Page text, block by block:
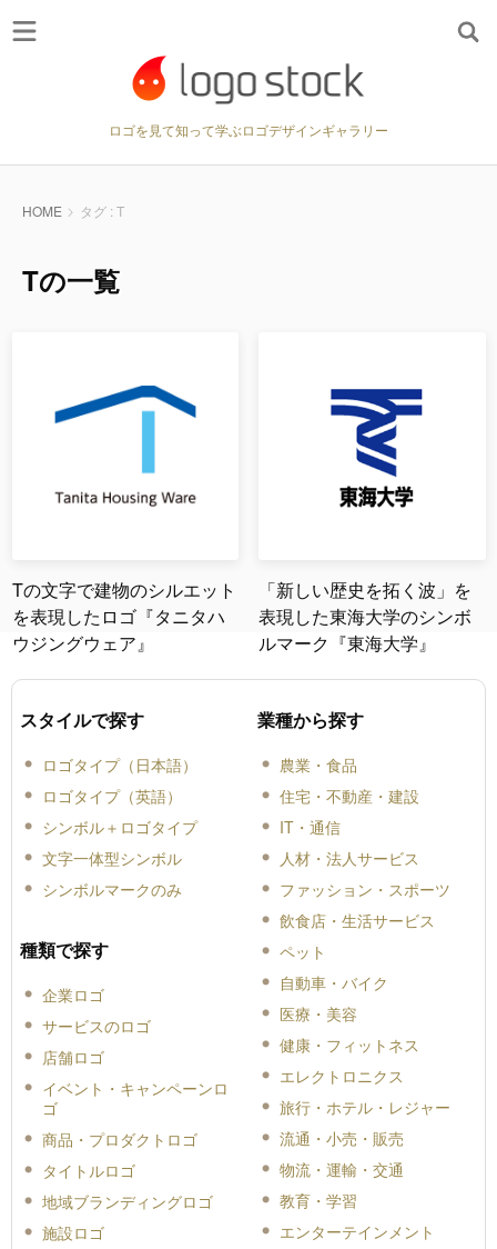
ロゴを見て知って学ぶロゴデザインギャラリー
HOME タグ : T
Tの一覧
Tの文字で建物のシルエット
を表現したロゴ『タニタハ
ウジングウェア』
「新しい歴史を拓く波」を
表現した東海大学のシンボ
ルマーク『東海大学』
スタイルで探す
ロゴタイプ（日本語）
ロゴタイプ（英語）
シンボル＋ロゴタイプ
文字一体型シンボル
シンボルマークのみ
種類で探す
企業ロゴ
サービスのロゴ
店舗ロゴ
イベント・キャンペーンロ
ゴ
商品・プロダクトロゴ
タイトルロゴ
地域ブランディングロゴ
施設ロゴ
業種から探す
農業・食品
住宅・不動産・建設
IT・通信
人材・法人サービス
ファッション・スポーツ
飲食店・生活サービス
ペット
自動車・バイク
医療・美容
健康・フィットネス
エレクトロニクス
旅行・ホテル・レジャー
流通・小売・販売
物流・運輸・交通
教育・学習
エンターテインメント